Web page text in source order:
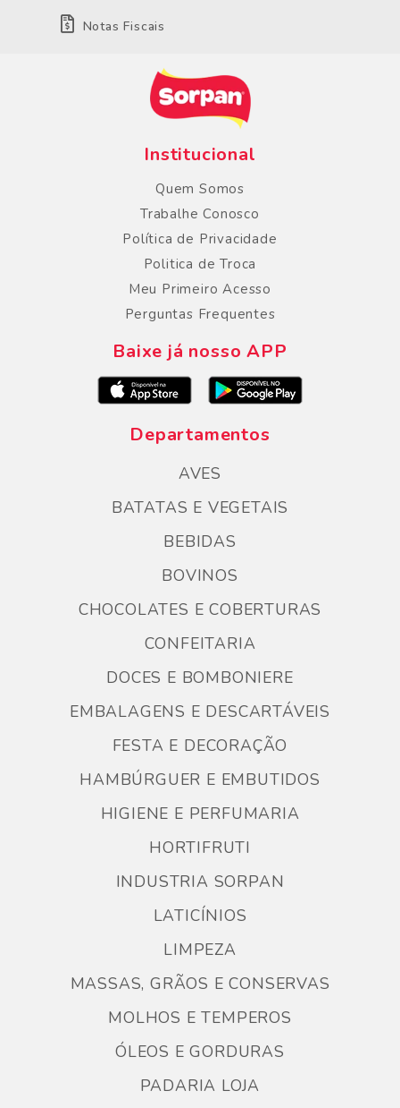
Notas Fiscais
Institucional
Quem Somos
Trabalhe Conosco
Política de Privacidade
Politica de Troca
Meu Primeiro Acesso
Perguntas Frequentes
Baixe já nosso APP
Departamentos
AVES
BATATAS E VEGETAIS
BEBIDAS
BOVINOS
CHOCOLATES E COBERTURAS
CONFEITARIA
DOCES E BOMBONIERE
EMBALAGENS E DESCARTÁVEIS
FESTA E DECORAÇÃO
HAMBÚRGUER E EMBUTIDOS
HIGIENE E PERFUMARIA
HORTIFRUTI
INDUSTRIA SORPAN
LATICÍNIOS
LIMPEZA
MASSAS, GRÃOS E CONSERVAS
MOLHOS E TEMPEROS
ÓLEOS E GORDURAS
PADARIA LOJA